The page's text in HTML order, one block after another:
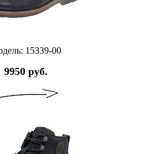
15339-00
9950 руб.